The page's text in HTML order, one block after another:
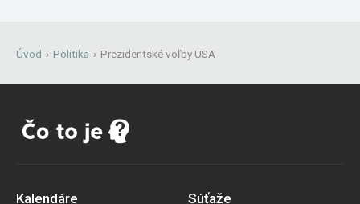
Úvod › Politika › Prezidentské voľby USA
Kalendáre Súťaže